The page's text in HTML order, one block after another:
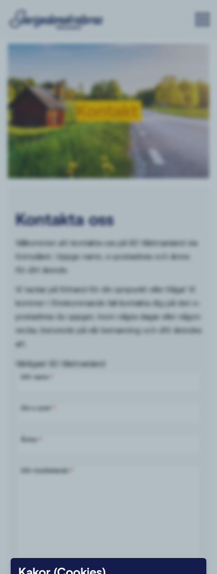
Kontakt
Kontakta oss
Välkommen att kontakta oss på SD Västmanland via
formuläret. Uppge namn, e-postadress och ämne
för ditt ärende.
Vi tackar på förhand för din synpunkt eller fråga! Vi
kommer i förekommande fall kontakta dig på den e-
postadress du uppger, inom några dagar eller någon
vecka, beroende på vår bemanning och ditt ärendes
art.
Vänligast SD Västmanland
Ditt namn
Ämne
Ditt meddelande